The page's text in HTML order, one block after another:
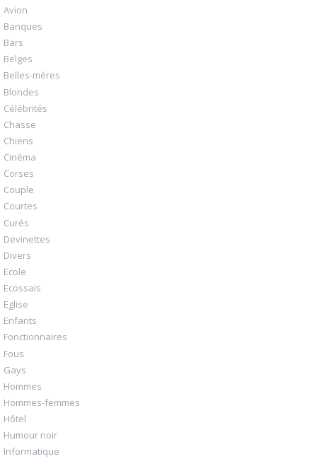
Avion
Banques
Bars
Belges
Belles-mères
Blondes
Célébrités
Chasse
Chiens
Cinéma
Corses
Couple
Courtes
Curés
Devinettes
Divers
Ecole
Ecossais
Eglise
Enfants
Fonctionnaires
Fous
Gays
Hommes
Hommes-femmes
Hôtel
Humour noir
Informatique